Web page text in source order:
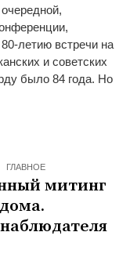
летию встречи на
и советских
было 84 года. Но
ГЛАВНОЕ
митинг